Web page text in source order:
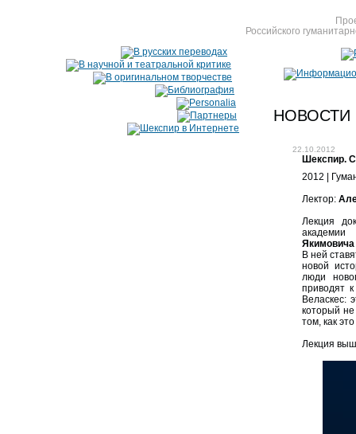
Российского
НОВОСТИ
22.10.2012
Шекспир.
2012 |
Лектор:
Лекция
Якимовича
В ней
новой
люди
приводят
Веласкес:
который
том, как
Лекция